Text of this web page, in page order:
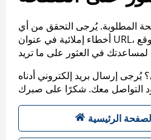
المطلوبة. يُرجى التحقق من أي
أخطاء إملائية في عنوان URL، أو عرض خريطة الموقع
إرسال بريد إلكتروني أدناه
الرئيسية